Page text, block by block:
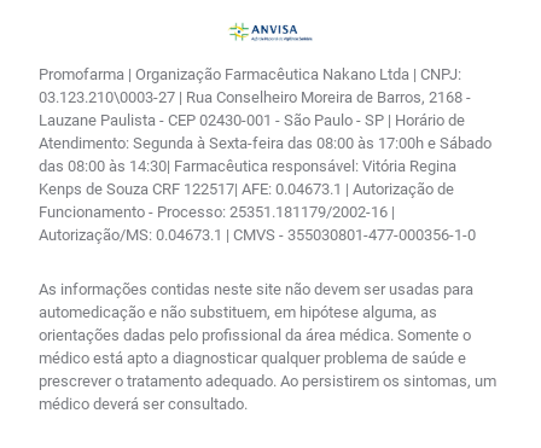
Promofarma | Organização Farmacêutica Nakano Ltda | CNPJ:
03.123.210\0003-27 | Rua Conselheiro Moreira de Barros, 2168 -
Lauzane Paulista - CEP 02430-001 - São Paulo - SP | Horário de
Atendimento: Segunda à Sexta-feira das 08:00 às 17:00h e Sábado
das 08:00 às 14:30| Farmacêutica responsável: Vitória Regina
Kenps de Souza CRF 122517| AFE: 0.04673.1 | Autorização de
Funcionamento - Processo: 25351.181179/2002-16 |
Autorização/MS: 0.04673.1 | CMVS - 355030801-477-000356-1-0
As informações contidas neste site não devem ser usadas para
automedicação e não substituem, em hipótese alguma, as
orientações dadas pelo profissional da área médica. Somente o
médico está apto a diagnosticar qualquer problema de saúde e
prescrever o tratamento adequado. Ao persistirem os sintomas, um
médico deverá ser consultado.